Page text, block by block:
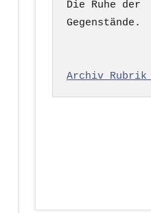
Die Ruhe der
Gegenstände.
Archiv Rubrik